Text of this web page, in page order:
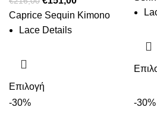
Caprice Sequin Kimono
Lace Details
Επιλογή
-30% -30%